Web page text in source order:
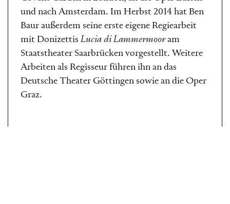
und nach Amsterdam. Im Herbst 2014 hat Ben
Baur außerdem seine erste eigene Regiearbeit
mit Donizettis Lucia di Lammermooram
Staatstheater Saarbrücken vorgestellt. Weitere
Arbeiten als Regisseur führen ihn an das
Deutsche Theater Göttingen sowie an die Oper
Graz.